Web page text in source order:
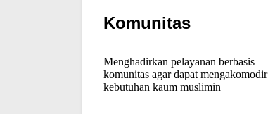
Komunitas
Menghadirkan pelayanan berbasis
komunitas agar dapat mengakomodir
kebutuhan kaum muslimin